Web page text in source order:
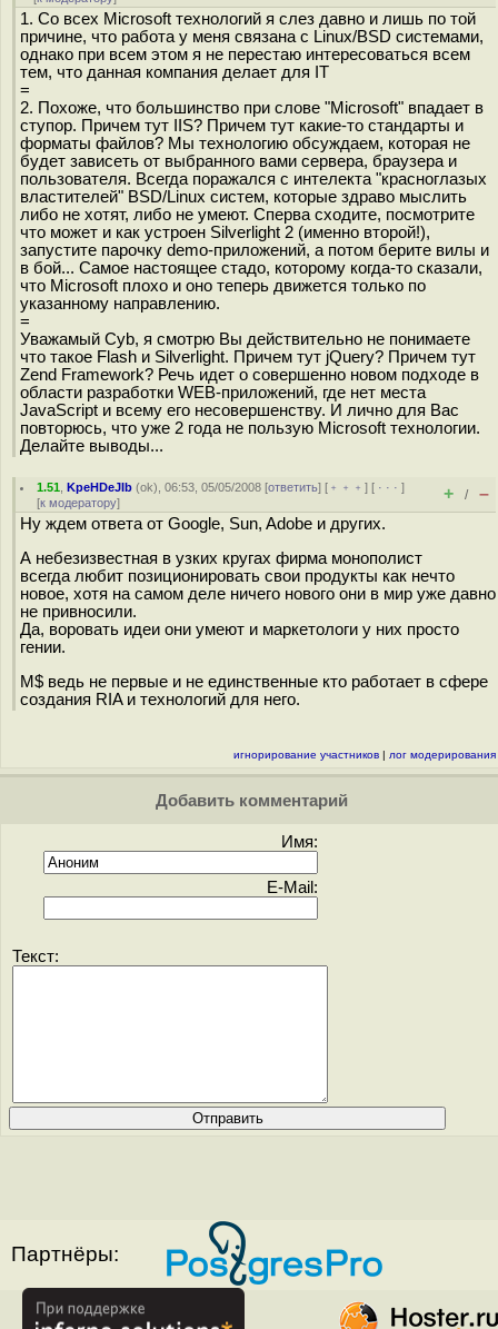
1. Со всех Microsoft технологий я слез давно и лишь по той
причине, что работа у меня связана с Linux/BSD системами,
однако при всем этом я не перестаю интересоваться всем
тем, что данная компания делает для IT
=
2. Похоже, что большинство при слове "Microsoft" впадает в
ступор. Причем тут IIS? Причем тут какие-то стандарты и
форматы файлов? Мы технологию обсуждаем, которая не
будет зависеть от выбранного вами сервера, браузера и
пользователя. Всегда поражался с интелекта "красноглазых
властителей" BSD/Linux систем, которые здраво мыслить
либо не хотят, либо не умеют. Сперва сходите, посмотрите
что может и как устроен Silverlight 2 (именно второй!),
запустите парочку demo-приложений, а потом берите вилы и
в бой... Самое настоящее стадо, которому когда-то сказали,
что Microsoft плохо и оно теперь движется только по
указанному направлению.
=
Уважамый Cyb, я смотрю Вы действительно не понимаете
что такое Flash и Silverlight. Причем тут jQuery? Причем тут
Zend Framework? Речь идет о совершенно новом подходе в
области разработки WEB-приложений, где нет места
JavaScript и всему его несовершенству. И лично для Вас
повторюсь, что уже 2 года не пользую Microsoft технологии.
Делайте выводы...
1.51 ,KpeHDeJIb (ok), 06:53, 05/05/2008 [ответить] [ ﹢﹢﹢] [ · · ·]
[к модератору] + / –
Ну ждем ответа от Google, Sun, Adobe и других.
А небезизвестная в узких кругах фирма монополист
всегда любит позиционировать свои продукты как нечто
новое, хотя на самом деле ничего нового они в мир уже давно
не привносили.
Да, воровать идеи они умеют и маркетологи у них просто
гении.
M$ ведь не первые и не единственные кто работает в сфере
создания RIA и технологий для него.
игнорирование участников | лог модерирования
Добавить комментарий
Имя:
E-Mail:
Текст:
Партнёры: